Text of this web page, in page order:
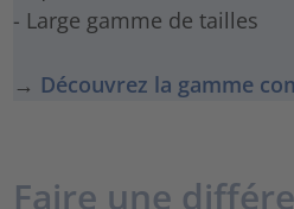
- Large gamme de tailles
→ Découvrez la gamme
Faire une